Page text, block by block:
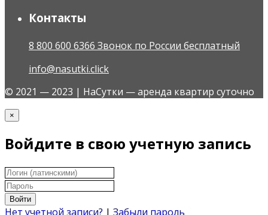
Контакты
8 800 600 6366 Звонок по России бесплатный
info@nasutki.click
© 2021 — 2023 | НаСутки — аренда квартир суточно
×
Войдите в свою учетную запись
Войти
Нет учетной записи? | Забыли пароль